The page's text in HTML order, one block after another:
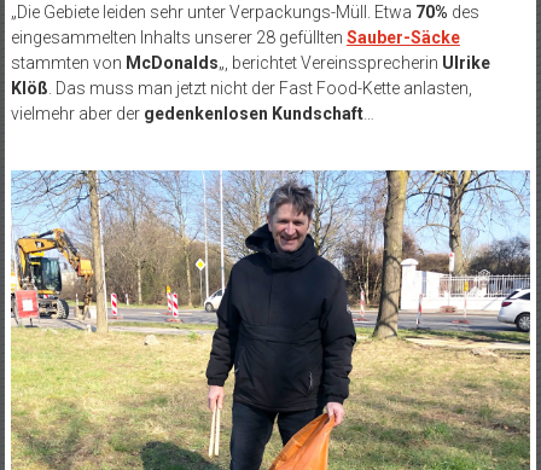
„Die Gebiete leiden sehr unter Verpackungs-Müll. Etwa 70% des
eingesammelten Inhalts unserer 28 gefüllten Sauber-Säcke
stammten von McDonalds„, berichtet Vereinssprecherin Ulrike
Klöß . Das muss man jetzt nicht der Fast Food-Kette anlasten,
vielmehr aber der gedenkenlosen Kundschaft…